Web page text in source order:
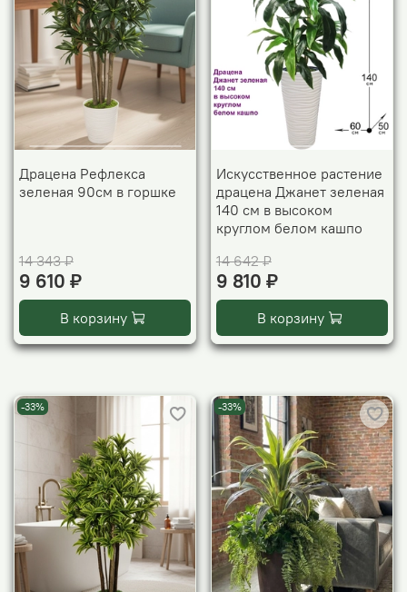
Драцена Рефлекса
зеленая 90см в горшке
14 343 ₽
9 610 ₽
В корзину
Искусственное растение
драцена Джанет зеленая
140 см в высоком
круглом белом кашпо
14 642 ₽
9 810 ₽
В корзину
-33% -33%